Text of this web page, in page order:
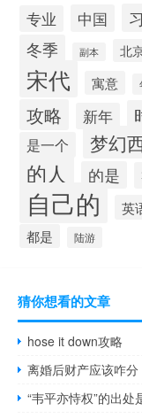
专业 中国
冬季 副本 北
宋代 寓意
攻略 新年
是一个 梦幻
的人 的是
自己的 英
都是 陆游
猜你想看的文章
hose it down攻略
离婚后财产应该咋分
“韦平亦恃权”的出处